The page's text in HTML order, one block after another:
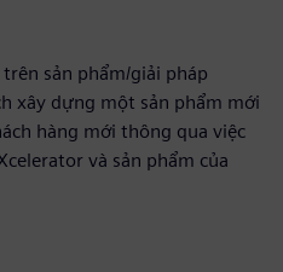
sản phẩm/giải pháp
xây dựng một sản phẩm mới
hàng mới thông qua việc
và sản phẩm của